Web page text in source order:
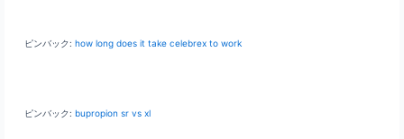
ピンバック: how long does it take celebrex to work
ピンバック: bupropion sr vs xl